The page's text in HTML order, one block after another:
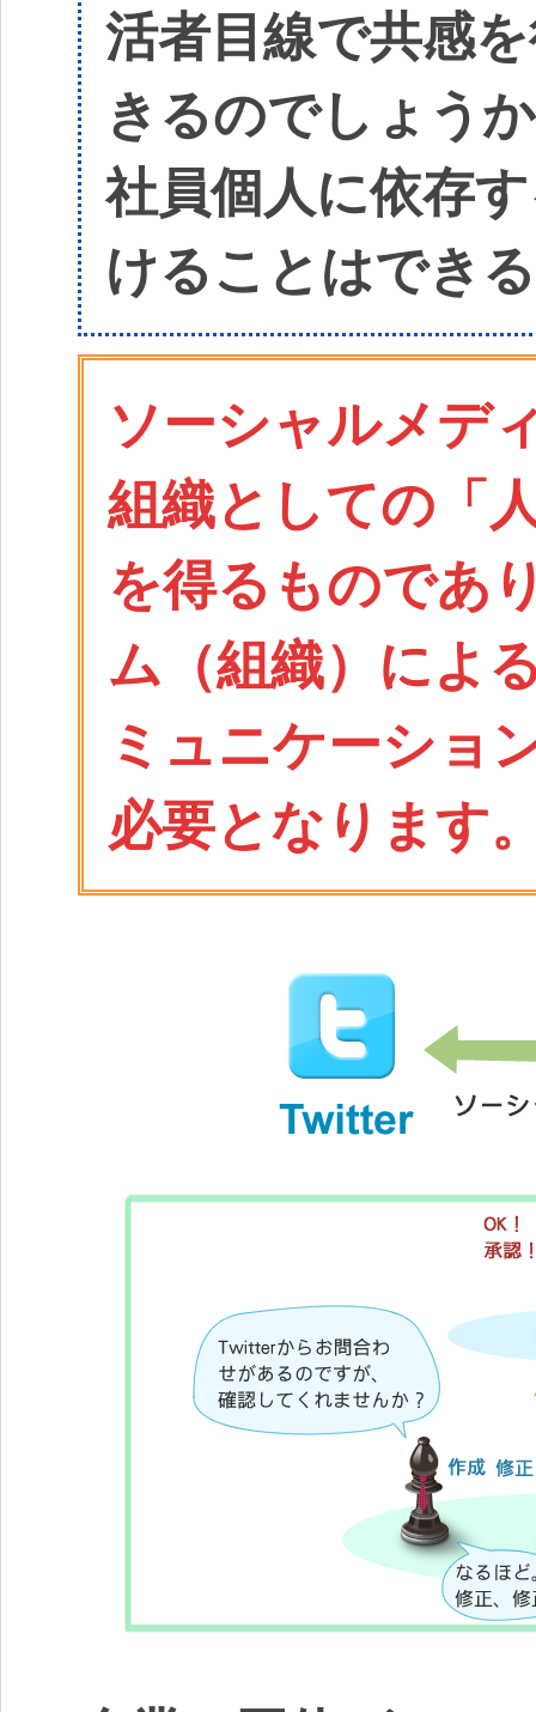
活者目線で共感
きるのでしょう
社員個人に依存
けることはでき
ソーシャルメデ
組織としての「
を得るものであ
ム（組織）によ
ミュニケーショ
必要となります